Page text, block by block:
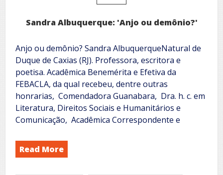
Sandra Albuquerque: 'Anjo ou demônio?'
Anjo ou demônio? Sandra AlbuquerqueNatural de
Duque de Caxias (RJ). Professora, escritora e
poetisa. Acadêmica Benemérita e Efetiva da
FEBACLA, da qual recebeu, dentre outras
honrarias, Comendadora Guanabara, Dra. h. c. em
Literatura, Direitos Sociais e Humanitários e
Comunicação, Acadêmica Correspondente e
Read More